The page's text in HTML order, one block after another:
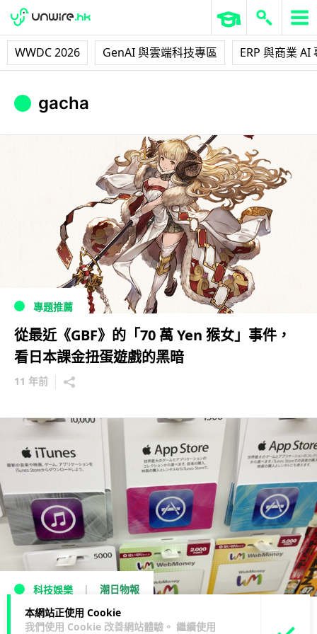
WWDC 2026 GenAI 與雲端科技專區 ERP 與商業 AI
本網站正使用 Cookie
我們使用 Cookie 改善網站體驗。 繼續使用
gacha
專題推薦
從最近《GBF》的「70 萬 Yen 猴女」事件，
看日本課金扭蛋遊戲的黑暗
11 年前
科技娛樂 潮日物報
封殺「重課金」後破產，大阪修訂破產申請書